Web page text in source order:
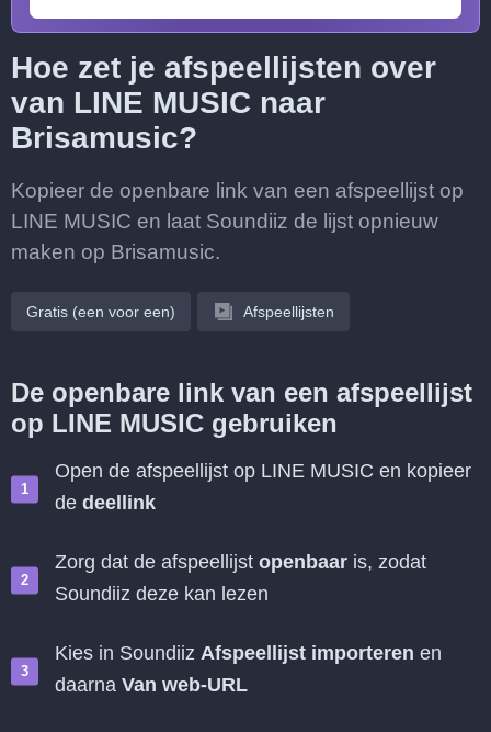
Hoe zet je afspeellijsten over
van LINE MUSIC naar
Brisamusic?
Kopieer de openbare link van een afspeellijst op
LINE MUSIC en laat Soundiiz de lijst opnieuw
maken op Brisamusic.
Gratis (een voor een) Afspeellijsten
De openbare link van een afspeellijst
op LINE MUSIC gebruiken
Open de afspeellijst op LINE MUSIC en kopieer
de deellink
Zorg dat de afspeellijst openbaar is, zodat
Soundiiz deze kan lezen
Kies in Soundiiz Afspeellijst importeren en
daarna Van web-URL